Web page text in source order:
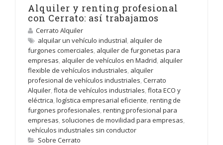
Alquiler y renting profesional
con Cerrato: así trabajamos
Cerrato Alquiler
alquilar un vehículo industrial, alquiler de
furgones comerciales, alquiler de furgonetas para
empresas, alquiler de vehículos en Madrid, alquiler
flexible de vehículos industriales, alquiler
profesional de vehículos industriales, Cerrato
Alquiler, flota de vehículos industriales, flota ECO y
eléctrica, logística empresarial eficiente, renting de
furgones profesionales, renting profesional para
empresas, soluciones de movilidad para empresas,
vehículos industriales sin conductor
Sobre Cerrato